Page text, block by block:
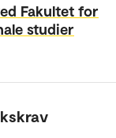
Fakultet for
studier